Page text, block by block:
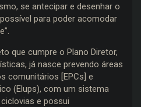
se antecipar e desenhar o
para poder acomodar
que cumpre o Plano Diretor,
já nasce prevendo áreas
comunitários [EPCs] e
(Elups), com um sistema
e possui